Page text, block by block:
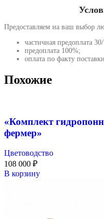
Предоставляем на ваш выбор
частичная предоплата
предоплата 100%;
оплата по факту
Похожие
«Комплект
фермер»
Цветоводство
108 000 ₽
В корзину